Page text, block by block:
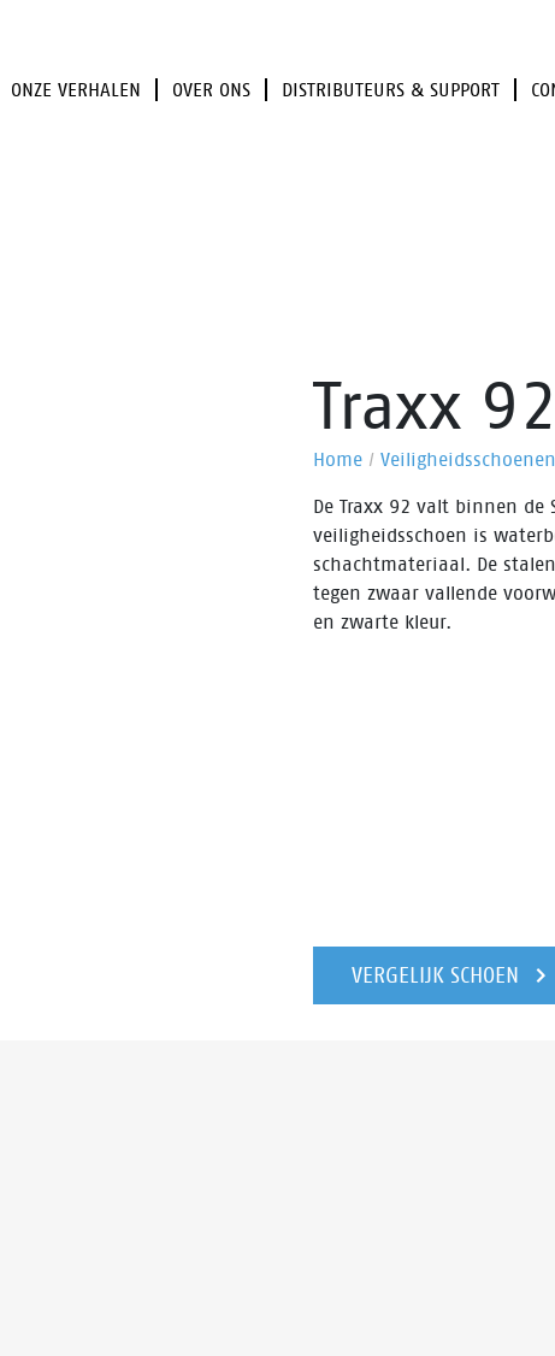
ONZE VERHALEN OVER ONS DISTRIBUTEURS & SUPPORT
Traxx
Home/ Veiligheidsschoenen
De Traxx 92 valt binnen de
veiligheidsschoen is
schachtmateriaal. De
tegen zwaar vallende
en zwarte kleur.
VERGELIJK SCHOEN